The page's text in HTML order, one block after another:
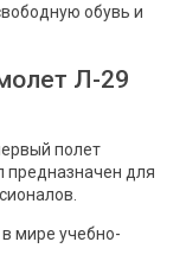
обувь и
Л-29
полет
предназначен для
мире учебно-